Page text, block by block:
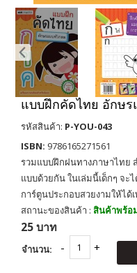
แบบฝึกคัดไทย อักษ
รหัสสินค้า: P-YOU-043
ISBN: 9786165271561
รวมแบบฝึกฝนทางภาษาไทย
แบบด้วยกัน ในเล่มนี้เด็กๆ จ
การ์ตูนประกอบสวยงามให้ได้
สถานะของสินค้า : สินค้าพร้อ
25 บาท
จำนวน: